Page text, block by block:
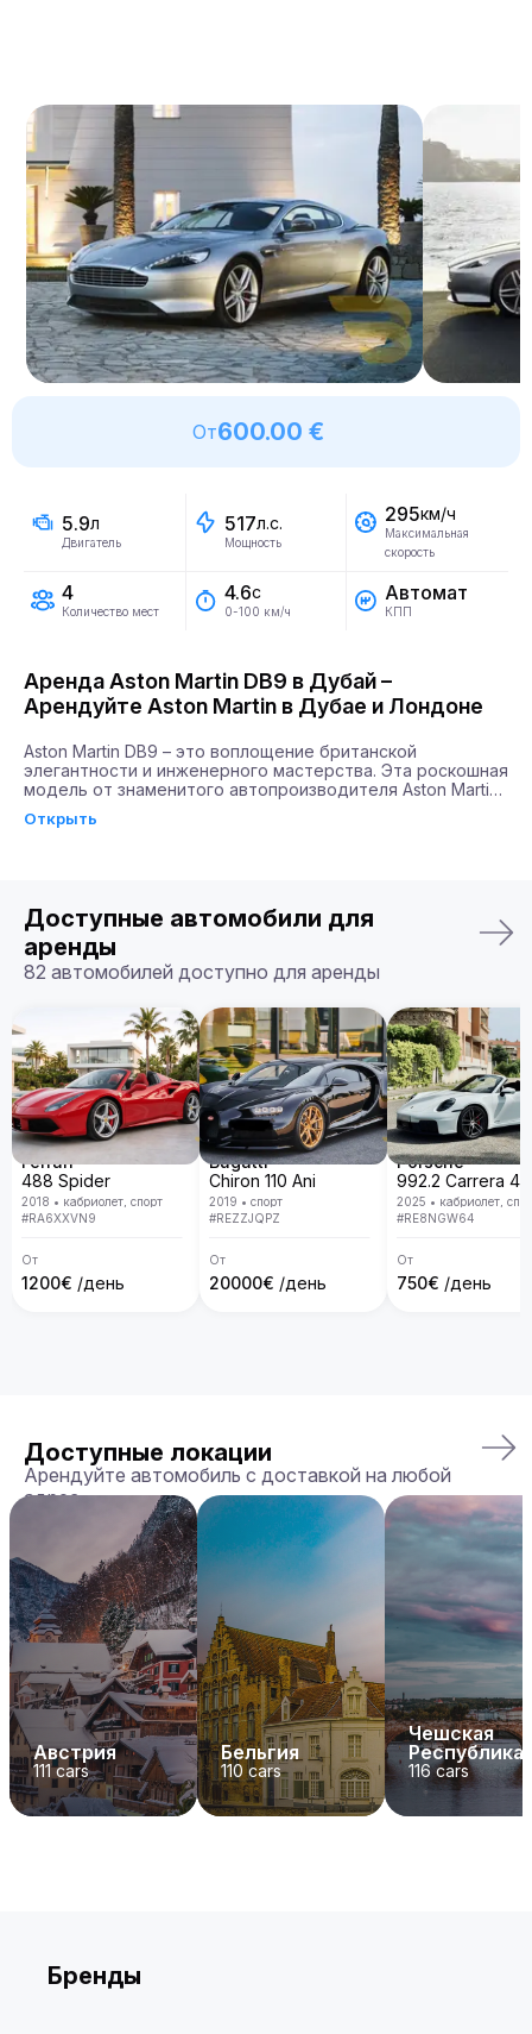
От600.00 €
5.9л
Двигатель
517л.с.
Мощность
295км/ч
Максимальная
скорость
4
Количество мест
4.6с
0-100 км/ч
Автомат
КПП
Аренда Aston Martin DB9 в Дубай –
Арендуйте Aston Martin в Дубае и Лондоне
Aston Martin DB9 – это воплощение британской
элегантности и инженерного мастерства. Эта роскошная
модель от знаменитого автопроизводителя Aston Martin
автолюбителей по всему миру. Благодаря мощности
Почему именно Billion Rent?
Billion Rent предлагает аренду автомобилей премиум-
класса по всей Европе. Мы гарантируем надежный
вам и точное соответствие машины вашим ожиданиям.
Бронируйте ваш Aston Martin DB9 уже сегодня!
Открыть
Доступные автомобили для
аренды
82 автомобилей доступно для аренды
Ferrari
488 Spider
2018 • кабриолет, спорт
#RA6XXVN9
От
1200€ /день
Bugatti
Chiron 110 Ani
2019 • спорт
#REZZJQPZ
От
20000€ /день
Porsche
2025 • кабриолет,
#RE8NGW64
От
750€ /день
Доступные локации
Арендуйте автомобиль с доставкой на любой
адрес
Австрия
111cars
Бельгия
110 cars
Чешская
Республика
116cars
Бренды